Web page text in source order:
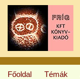
Főoldal Témák